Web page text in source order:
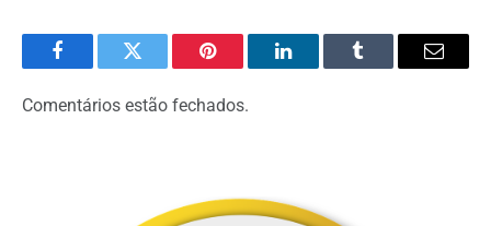
FacebookTwitter Pinterest LinkedInTumblr Email
Comentários estão fechados.